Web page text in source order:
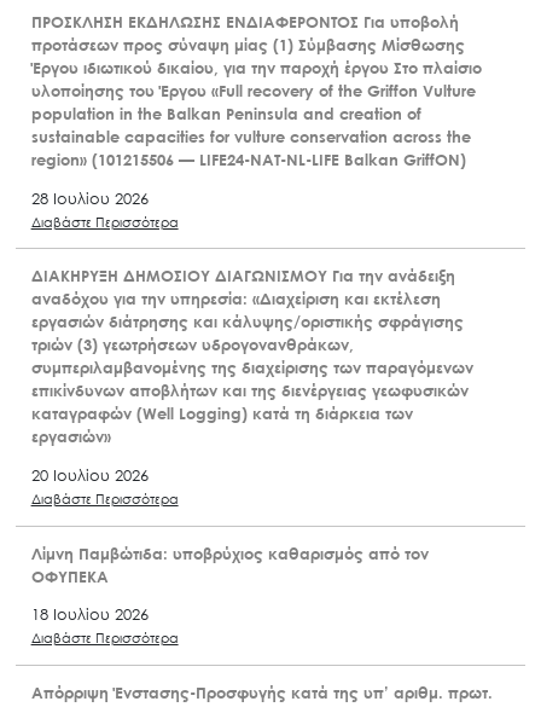
ΠΡΟΣΚΛΗΣΗ ΕΚΔΗΛΩΣΗΣ ΕΝΔΙΑΦΕΡΟΝΤΟΣ Για υποβολή
προτάσεων προς σύναψη μίας (1) Σύμβασης Μίσθωσης
Έργου ιδιωτικού δικαίου, για την παροχή έργου Στο πλαίσιο
υλοποίησης του Έργου «Full recovery of the Griffon Vulture
population in the Balkan Peninsula and creation of
sustainable capacities for vulture conservation across the
region» (101215506 — LIFE24-NAT-NL-LIFE Balkan GriffON)
28 Ιουλίου 2026
Διαβάστε Περισσότερα
ΔΙΑΚΗΡΥΞΗ ΔΗΜΟΣΙΟΥ ΔΙΑΓΩΝΙΣΜΟΥ Για την ανάδειξη
αναδόχου για την υπηρεσία: «Διαχείριση και εκτέλεση
εργασιών διάτρησης και κάλυψης/οριστικής σφράγισης
τριών (3) γεωτρήσεων υδρογονανθράκων,
συμπεριλαμβανομένης της διαχείρισης των παραγόμενων
επικίνδυνων αποβλήτων και της διενέργειας γεωφυσικών
καταγραφών (Well Logging) κατά τη διάρκεια των
εργασιών»
20 Ιουλίου 2026
Διαβάστε Περισσότερα
Λίμνη Παμβώτιδα: υποβρύχιος καθαρισμός από τον
ΟΦΥΠΕΚΑ
18 Ιουλίου 2026
Διαβάστε Περισσότερα
Απόρριψη Ένστασης-Προσφυγής κατά της υπ’ αριθμ. πρωτ.